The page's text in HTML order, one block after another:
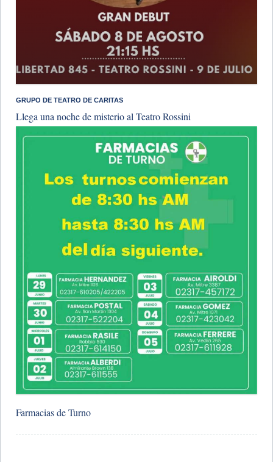
GRUPO DE TEATRO DE CARITAS
Llega una noche de misterio al Teatro Rossini
Farmacias de Turno